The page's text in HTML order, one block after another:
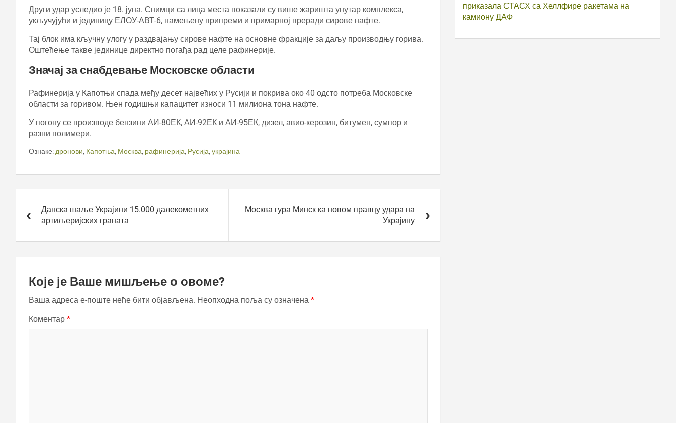
Други удар уследио је 18. јуна. Снимци са лица места показали су више жаришта унутар комплекса,
укључујући и јединицу ЕЛОУ-АВТ-6, намењену припреми и примарној преради сирове нафте.
Тај блок има кључну улогу у раздвајању сирове нафте на основне фракције за даљу производњу горива.
Оштећење такве јединице директно погађа рад целе рафинерије.
Значај за снабдевање Московске области
Рафинерија у Капотњи спада међу десет највећих у Русији и покрива око 40 одсто потреба Московске
области за горивом. Њен годишњи капацитет износи 11 милиона тона нафте.
У погону се производе бензини АИ-80ЕК, АИ-92ЕК и АИ-95ЕК, дизел, авио-керозин, битумен, сумпор и
разни полимери.
Ознаке: дронови, Капотња, Москва, рафинерија, Русија, украјина
чланкаДанска шаље Украјини 15.000 далекометних
артиљеријских граната
Москва гура Минск ка новом правцу удара на
Украјину
Које је Ваше мишљење о овоме?
Ваша адреса е-поште неће бити објављена. Неопходна поља су означена *
Коментар *
приказала СТАСХ са Хеллфире ракетама на
камиону ДАФ